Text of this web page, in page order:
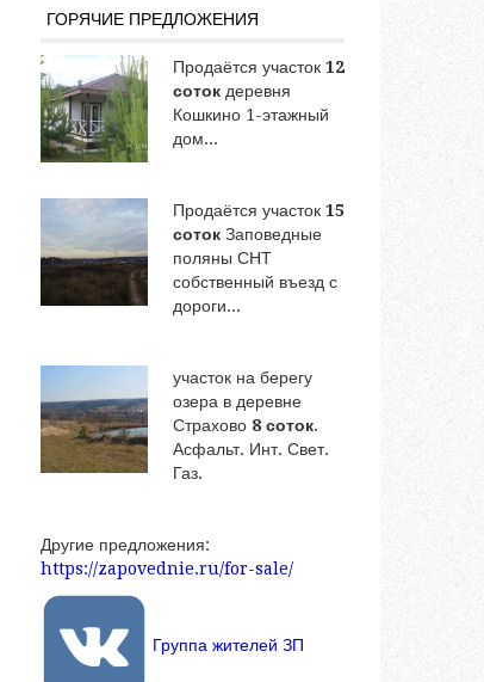
ГОРЯЧИЕ ПРЕДЛОЖЕНИЯ
Продаётся участок 12
соток деревня
Кошкино 1-этажный
дом...
Продаётся участок 15
соток Заповедные
поляны СНТ
собственный въезд с
дороги...
участок на берегу
озера в деревне
Страхово 8 соток.
Асфальт. Инт. Свет.
Газ.
Другие предложения:
https://zapovednie.ru/for-sale/
Группа жителей ЗП